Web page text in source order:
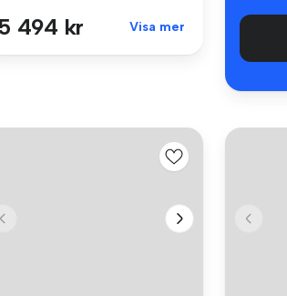
494 kr Visa mer